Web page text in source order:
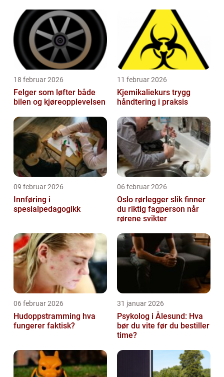
18 februar 2026
Felger som løfter både
bilen og kjøreopplevelsen
11 februar 2026
Kjemikaliekurs trygg
håndtering i praksis
09 februar 2026
Innføring i
spesialpedagogikk
06 februar 2026
Oslo rørlegger slik finner
du riktig fagperson når
rørene svikter
06 februar 2026
Hudoppstramming hva
fungerer faktisk?
31 januar 2026
Psykolog i Ålesund: Hva
bør du vite før du bestiller
time?